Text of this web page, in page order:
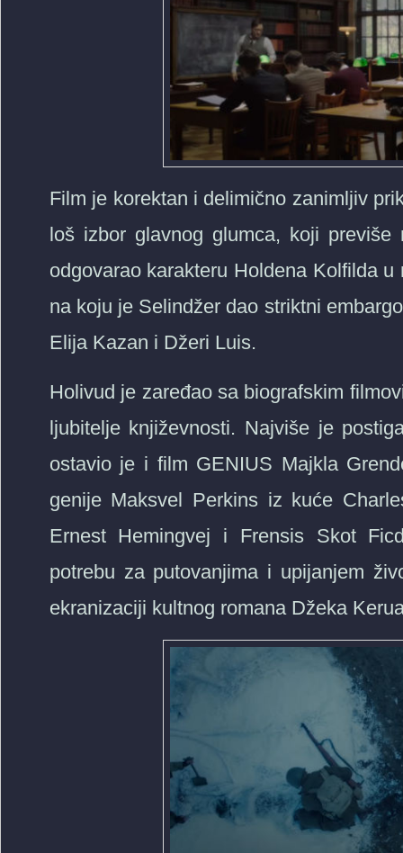
Film je korektan i delimično zanimljiv
loš izbor glavnog glumca, koji
odgovarao karakteru Holdena Kolfilda
na koju je Selindžer dao striktni
Elija Kazan i Džeri Luis.
Holivud je zaređao sa biografskim
ljubitelje književnosti. Najviše je
ostavio je i film GENIUS Majkla
genije Maksvel Perkins iz kuće
Ernest Hemingvej i Frensis Skot
potrebu za putovanjima i upijanjem
ekranizaciji kultnog romana Džeka